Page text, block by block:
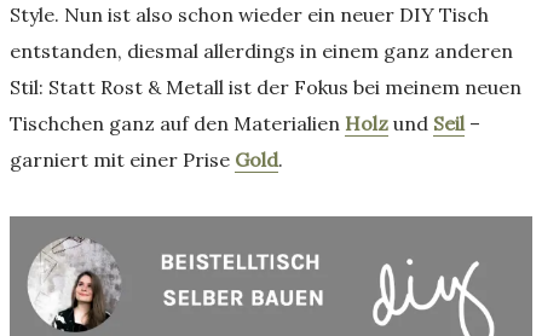
Style. Nun ist also schon wieder ein neuer DIY Tisch
entstanden, diesmal allerdings in einem ganz anderen
Stil: Statt Rost & Metall ist der Fokus bei meinem neuen
Tischchen ganz auf den Materialien Holz und Seil –
garniert mit einer Prise Gold.